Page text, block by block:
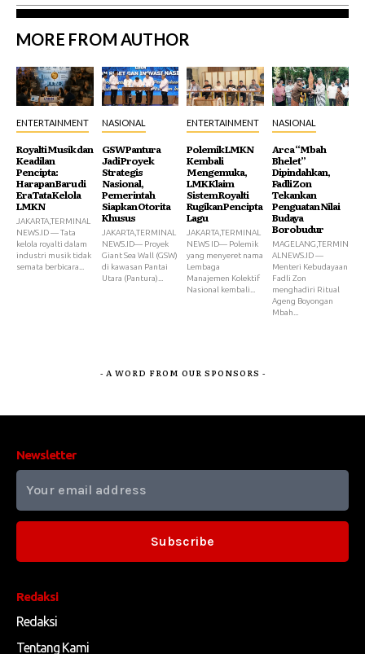
MORE FROM AUTHOR
ENTERTAINMENT
Royalti Musik dan
Keadilan
Pencipta:
Harapan Baru di
Era Tata Kelola
LMKN
JAKARTA,TERMINAL
NEWS.ID — Tata
kelola royalti dalam
industri musik tidak
semata berbicara...
NASIONAL
GSW Pantura
Jadi Proyek
Strategis
Nasional,
Pemerintah
Siapkan Otorita
Khusus
JAKARTA,TERMINAL
NEWS.ID— Proyek
Giant Sea Wall (GSW)
di kawasan Pantai
Utara (Pantura)...
ENTERTAINMENT
Polemik LMKN
Kembali
Mengemuka,
LMK Klaim
Sistem Royalti
Rugikan Pencipta
Lagu
JAKARTA,TERMINAL
NEWS ID— Polemik
yang menyeret nama
Lembaga
Manajemen Kolektif
Nasional kembali...
NASIONAL
Arca “Mbah
Bhelet”
Dipindahkan,
Fadli Zon
Tekankan
Penguatan Nilai
Budaya
Borobudur
MAGELANG,TERMIN
ALNEWS.ID —
Menteri Kebudayaan
Fadli Zon
menghadiri Ritual
Ageng Boyongan
Mbah...
- A WORD FROM OUR SPONSORS -
Redaksi
Redaksi
Tentang Kami
Newsletter
Subscribe